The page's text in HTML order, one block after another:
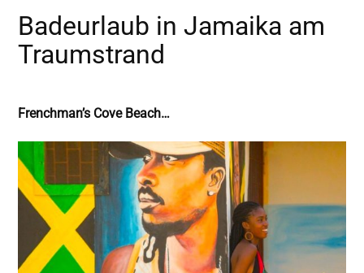
Badeurlaub in Jamaika am
Traumstrand
Frenchman’s Cove Beach…